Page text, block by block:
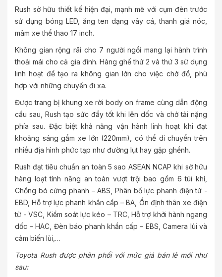
Rush sở hữu thiết kế hiện đại, mạnh mẽ với cụm đèn trước
sử dụng bóng LED, ăng ten dạng vây cá, thanh giá nóc,
mâm xe thể thao 17 inch.
Không gian rộng rãi cho 7 người ngồi mang lại hành trình
thoải mái cho cả gia đình. Hàng ghế thứ 2 và thứ 3 sử dụng
linh hoạt để tạo ra không gian lớn cho việc chở đồ, phù
hợp với những chuyến đi xa.
Được trang bị khung xe rời body on frame cùng dẫn động
cầu sau, Rush tạo sức đẩy tốt khi lên dốc và chở tải nặng
phía sau. Đặc biệt khả năng vận hành linh hoạt khi đạt
khoảng sáng gầm xe lớn (220mm), có thể di chuyển trên
nhiều địa hình phức tạp như đường lụt hay gập ghềnh.
Rush đạt tiêu chuẩn an toàn 5 sao ASEAN NCAP khi sở hữu
hàng loạt tính năng an toàn vượt trội bao gồm 6 túi khí,
Chống bó cứng phanh – ABS, Phân bổ lực phanh điện tử -
EBD, Hỗ trợ lực phanh khẩn cấp – BA, Ổn định thân xe điện
tử - VSC, Kiểm soát lực kéo – TRC, Hỗ trợ khởi hành ngang
dốc – HAC, Đèn báo phanh khẩn cấp – EBS, Camera lùi và
cảm biến lùi,…
Toyota Rush được phân phối với mức giá bán lẻ mới như
sau: